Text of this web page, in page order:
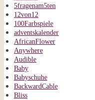
5fragenam5ten
12von12
100Farbspiele
adventskalender
AfricanFlower
Anywhere
Audible
Baby
Babyschuhe
BackwardCable
Bliss